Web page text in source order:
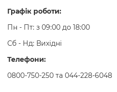
Графік роботи:
Пн - Пт: з 09:00 до 18:00
Сб - Нд: Вихідні
Телефони:
0800-750-250 та 044-228-6048